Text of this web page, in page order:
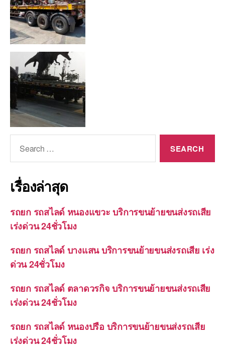
เรื่องล่าสุด
รถยก รถสไลด์ หนองแขวะ บริการขนย้ายขนส่งรถเสีย
เร่งด่วน 24ชั่วโมง
รถยก รถสไลด์ บางแสน บริการขนย้ายขนส่งรถเสีย เร่ง
ด่วน 24ชั่วโมง
รถยก รถสไลด์ ตลาดวรกิจ บริการขนย้ายขนส่งรถเสีย
เร่งด่วน 24ชั่วโมง
รถยก รถสไลด์ หนองปรือ บริการขนย้ายขนส่งรถเสีย
เร่งด่วน 24ชั่วโมง